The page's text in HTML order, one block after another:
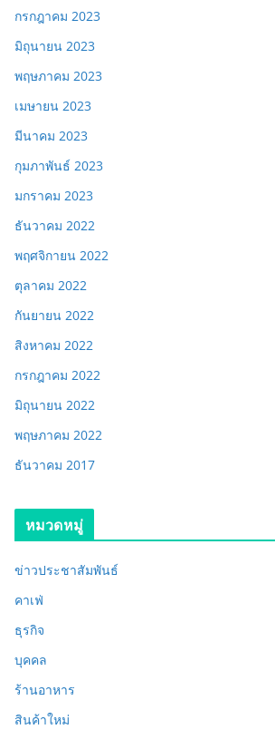
กรกฎาคม 2023
มิถุนายน 2023
พฤษภาคม 2023
เมษายน 2023
มีนาคม 2023
กุมภาพันธ์ 2023
มกราคม 2023
ธันวาคม 2022
พฤศจิกายน 2022
ตุลาคม 2022
กันยายน 2022
สิงหาคม 2022
กรกฎาคม 2022
มิถุนายน 2022
พฤษภาคม 2022
ธันวาคม 2017
หมวดหมู่
ข่าวประชาสัมพันธ์
คาเฟ่
ธุรกิจ
บุคคล
ร้านอาหาร
สินค้าใหม่